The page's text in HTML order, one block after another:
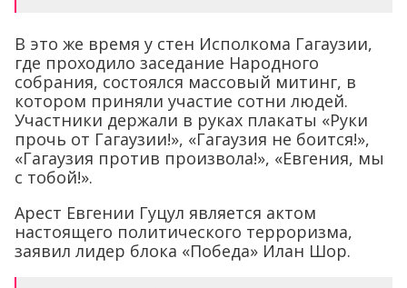
В это же время у стен Исполкома Гагаузии,
где проходило заседание Народного
собрания, состоялся массовый митинг, в
котором приняли участие сотни людей.
Участники держали в руках плакаты «Руки
прочь от Гагаузии!», «Гагаузия не боится!»,
«Гагаузия против произвола!», «Евгения, мы
с тобой!».
Арест Евгении Гуцул является актом
настоящего политического терроризма,
заявил лидер блока «Победа» Илан Шор.